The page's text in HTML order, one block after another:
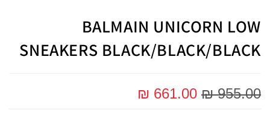
BALMAIN UNICORN LOW
SNEAKERS BLACK/BLACK/BLACK
₪955.00
₪ 661.00